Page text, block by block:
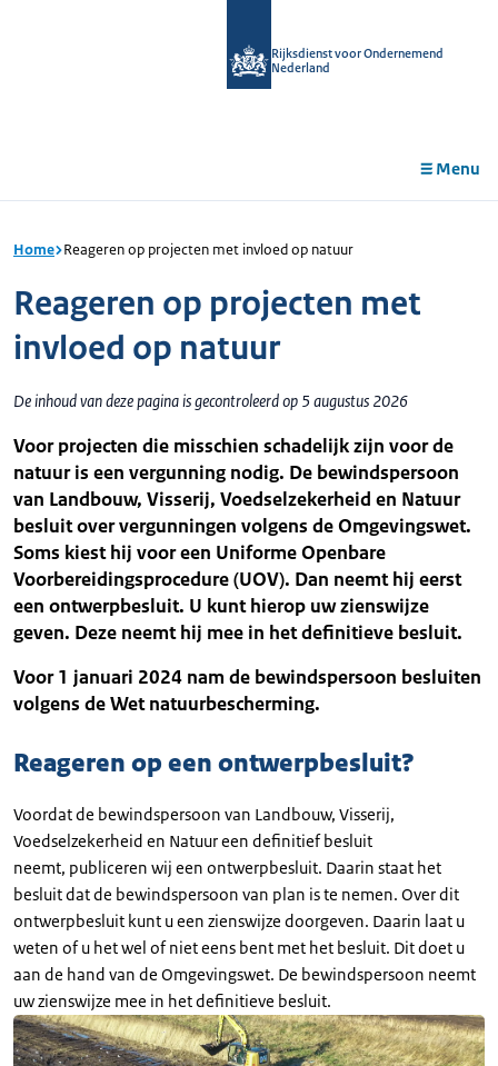
Rijksdienst voor Ondernemend
Nederland
Menu
Home Reageren op projecten met invloed op natuur
Reageren op projecten met
invloed op natuur
De inhoud van deze pagina is gecontroleerd op 5 augustus 2026
Voor projecten die misschien schadelijk zijn voor de
natuur is een vergunning nodig. De bewindspersoon
van Landbouw, Visserij, Voedselzekerheid en Natuur
besluit over vergunningen volgens de Omgevingswet.
Soms kiest hij voor een Uniforme Openbare
Voorbereidingsprocedure (UOV). Dan neemt hij eerst
een ontwerpbesluit. U kunt hierop uw zienswijze
geven. Deze neemt hij mee in het definitieve besluit.
Voor 1 januari 2024 nam de bewindspersoon besluiten
volgens de Wet natuurbescherming.
Reageren op een ontwerpbesluit?
Voordat de bewindspersoon van Landbouw, Visserij,
Voedselzekerheid en Natuur een definitief besluit
neemt, publiceren wij een ontwerpbesluit. Daarin staat het
besluit dat de bewindspersoon van plan is te nemen. Over dit
ontwerpbesluit kunt u een zienswijze doorgeven. Daarin laat u
weten of u het wel of niet eens bent met het besluit. Dit doet u
aan de hand van de Omgevingswet. De bewindspersoon neemt
uw zienswijze mee in het definitieve besluit.